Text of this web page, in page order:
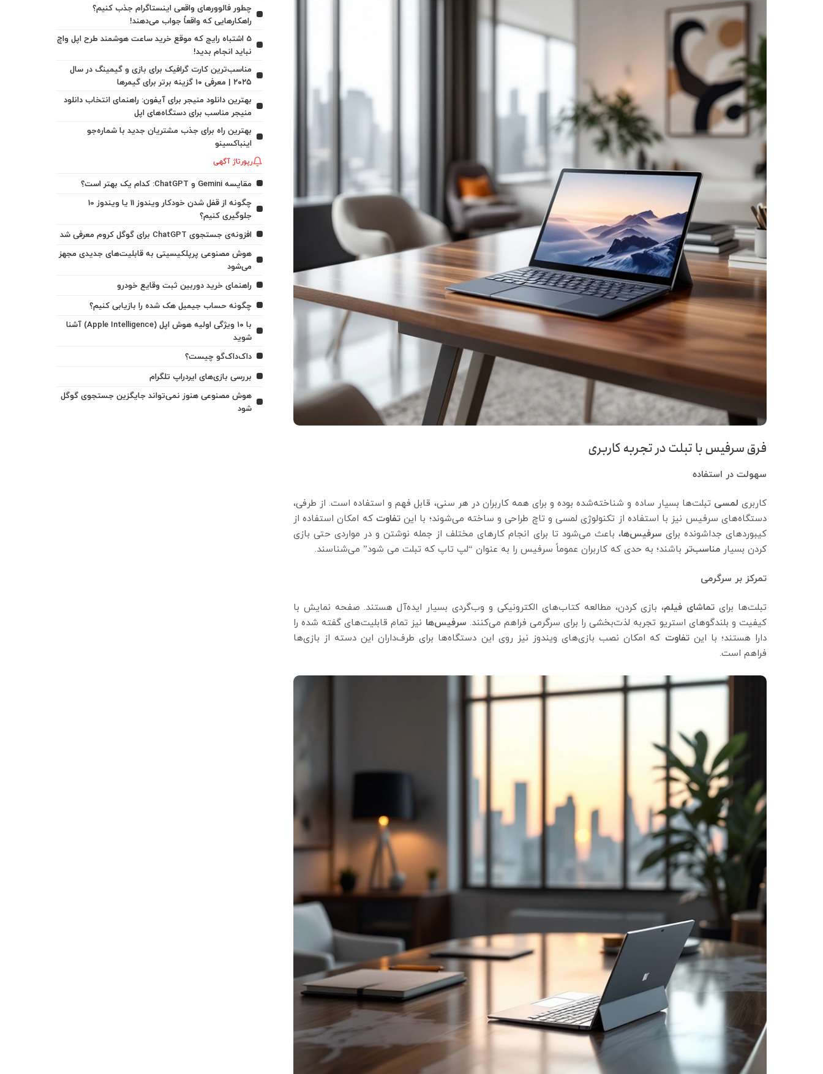
فرق سرفیس با تبلت در تجربه کاربری
سهولت در استفاده
کاربری لمسیتبلت‌ها بسیار ساده و شناخته‌شده بوده و برای همه کاربران در هر سنی، قابل فهم و استفاده است. از طرفی،
دستگاه‌های سرفیس نیز با استفاده از تکنولوژی لمسی و تاچ طراحی و ساخته می‌شوند؛ با اینتفاوتکه امکان استفاده از
کیبوردهای جداشونده برای سرفیس‌ها، باعث می‌شود تا برای انجام کارهای مختلف از جمله نوشتن و در مواردی حتی بازی
کردن بسیار مناسب‌تر باشند؛ به حدی که کاربران عموماً سرفیس را به عنوان “لپ تاپ که تبلت می شود” می‌شناسند.
تمرکز بر سرگرمی
تبلت‌ها برای تماشای فیلم، بازی کردن، مطالعه کتاب‌های الکترونیکی و وب‌گردی بسیار ایده‌آل هستند. صفحه نمایش با
کیفیت و بلندگوهای استریو تجربه لذت‌بخشی را برای سرگرمی فراهم می‌کنند. سرفیس‌ها نیز تمام قابلیت‌های گفته شده را
دارا هستند؛ با اینتفاوت که امکان نصب بازی‌های ویندوز نیز روی این دستگاه‌ها برای طرف‌داران این دسته از بازی‌ها
فراهم است.
چطور فالوورهای واقعی اینستاگرام جذب کنیم؟
راهکارهایی که واقعاً جواب می‌دهند!
5 اشتباه رایج که موقع خرید ساعت هوشمند طرح اپل واچ
نباید انجام بدید!
مناسب‌ترین کارت گرافیک برای بازی و گیمینگ در سال
۲۰۲۵ | معرفی ۱۰ گزینه برتر برای گیمرها
بهترین دانلود منیجر برای آیفون: راهنمای انتخاب دانلود
منیجر مناسب برای دستگاه‌های اپل
بهترین راه برای جذب مشتریان جدید با شماره‌جو
اینباکسینو
رپورتاژ آگهی
مقایسه Gemini و ChatGPT: کدام یک بهتر است؟
چگونه از قفل شدن خودکار ویندوز 11 یا ویندوز 10
جلوگیری کنیم؟
افزونه‌ی جستجوی ChatGPT برای گوگل کروم معرفی شد
هوش مصنوعی پرپلکیسیتی به قابلیت‌های جدیدی مجهز
می‌شود
راهنمای خرید دوربین ثبت وقایع خودرو
چگونه حساب جیمیل هک شده را بازیابی کنیم؟
با ۱۰ ویژگی اولیه هوش اپل (Apple Intelligence) آشنا
شوید
داک‌داک‌گو چیست؟
بررسی بازی‌های ایردراپ تلگرام
هوش مصنوعی هنوز نمی‌تواند جایگزین جستجوی گوگل
شود